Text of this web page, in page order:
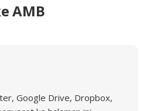
AMB
Google Drive, Dropbox,